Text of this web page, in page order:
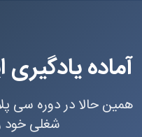
آماده
همین حالا در دوره سی
شغلی خود